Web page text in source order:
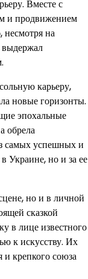
Вместе с
и продвижением
несмотря на
выдержал
карьеру,
новые горизонты.
эпохальные
обрела
самых успешных и
Украине, но и за ее
но и в личной
сказкой
в лице известного
к искусству. Их
и крепкого союза